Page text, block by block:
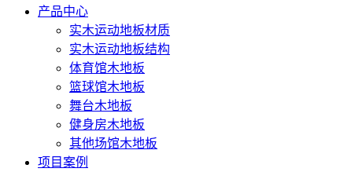
产品中心
实木运动地板材质
实木运动地板结构
体育馆木地板
篮球馆木地板
舞台木地板
健身房木地板
其他场馆木地板
项目案例